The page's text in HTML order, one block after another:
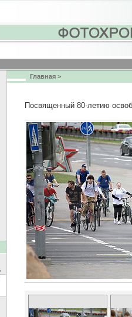
Главная >
Посвященный 80-летию